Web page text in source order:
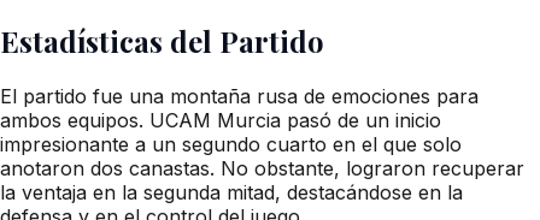
Estadísticas del Partido
El partido fue una montaña rusa de emociones para
ambos equipos. UCAM Murcia pasó de un inicio
impresionante a un segundo cuarto en el que solo
anotaron dos canastas. No obstante, lograron recuperar
la ventaja en la segunda mitad, destacándose en la